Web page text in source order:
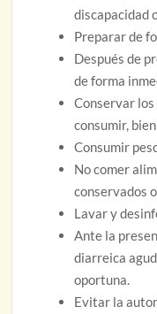
discapacidad
Preparar de
Después de
de forma
Conservar los
consumir,
Consumir
No comer
conservados
Lavar y
Ante la
diarreica
oportuna.
Evitar la